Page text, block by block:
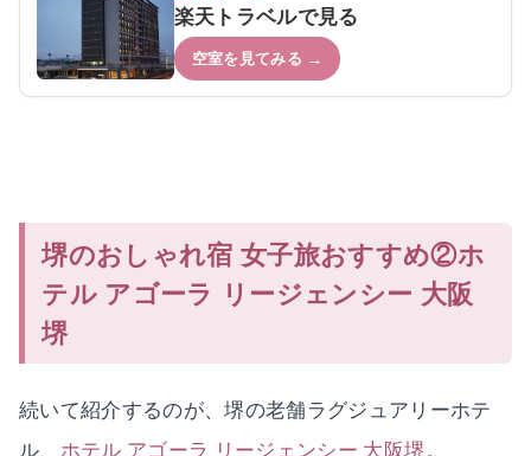
楽天トラベルで見る
空室を見てみる →
堺のおしゃれ宿 女子旅おすすめ②ホ
テル アゴーラ リージェンシー 大阪
堺
続いて紹介するのが、堺の老舗ラグジュアリーホテ
ル、 ホテル アゴーラ リージェンシー 大阪堺。